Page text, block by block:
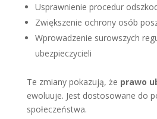
Usprawnienie procedur
Zwiększenie ochrony osób
Wprowadzenie surowszych
ubezpieczycieli
Te zmiany pokazują, że prawo
ewoluuje. Jest dostosowane do
społeczeństwa.